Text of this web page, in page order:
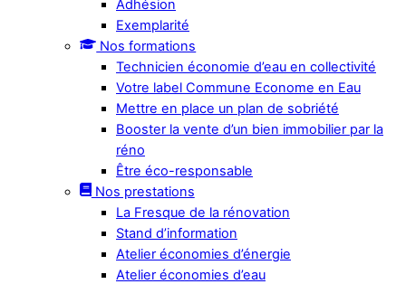
Adhésion
Exemplarité
Nos formations
Technicien économie d’eau en collectivité
Votre label Commune Econome en Eau
Mettre en place un plan de sobriété
Booster la vente d’un bien immobilier par la
réno
Être éco-responsable
Nos prestations
La Fresque de la rénovation
Stand d’information
Atelier économies d’énergie
Atelier économies d’eau